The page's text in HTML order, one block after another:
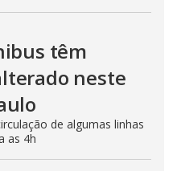
têm
neste
de algumas linhas
as 4h